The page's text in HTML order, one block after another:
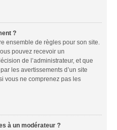
?
ensemble de règles pour son site.
pouvez recevoir un
de l’administrateur, et que
les avertissements d’un site
vous ne comprenez pas les
à un modérateur ?